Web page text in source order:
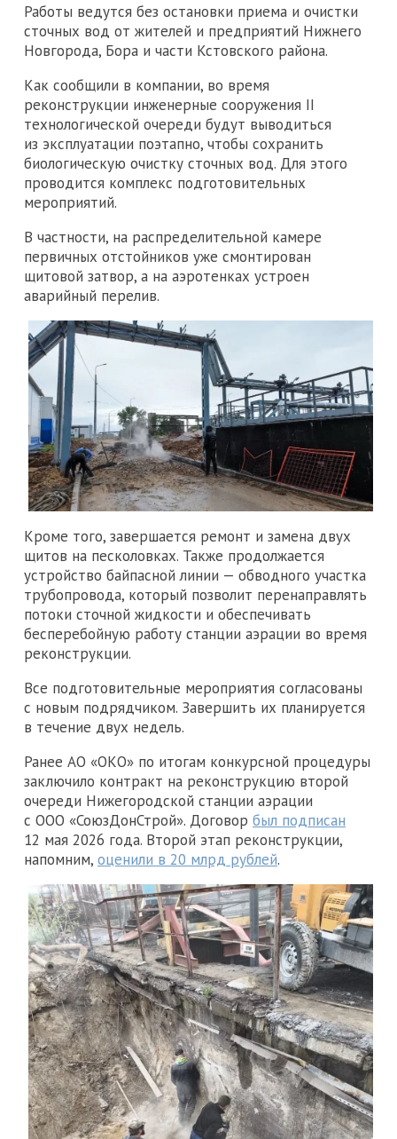
Работы ведутся без остановки приема и очистки
сточных вод от жителей и предприятий Нижнего
Новгорода, Бора и части Кстовского района.
Как сообщили в компании, во время
реконструкции инженерные сооружения II
технологической очереди будут выводиться
из эксплуатации поэтапно, чтобы сохранить
биологическую очистку сточных вод. Для этого
проводится комплекс подготовительных
мероприятий.
В частности, на распределительной камере
первичных отстойников уже смонтирован
щитовой затвор, а на аэротенках устроен
аварийный перелив.
Кроме того, завершается ремонт и замена двух
щитов на песколовках. Также продолжается
устройство байпасной линии — обводного участка
трубопровода, который позволит перенаправлять
потоки сточной жидкости и обеспечивать
бесперебойную работу станции аэрации во время
реконструкции.
Все подготовительные мероприятия согласованы
с новым подрядчиком. Завершить их планируется
в течение двух недель.
Ранее АО «ОКО» по итогам конкурсной процедуры
заключило контракт на реконструкцию второй
очереди Нижегородской станции аэрации
с ООО «СоюзДонСтрой». Договор был подписан
12 мая 2026 года. Второй этап реконструкции,
напомним, оценили в 20 млрд рублей.